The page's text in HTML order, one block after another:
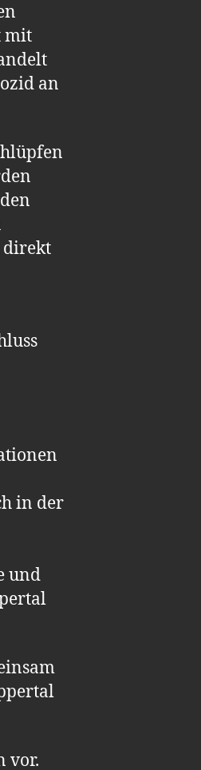
mit
an
direkt
in der
und
vor.